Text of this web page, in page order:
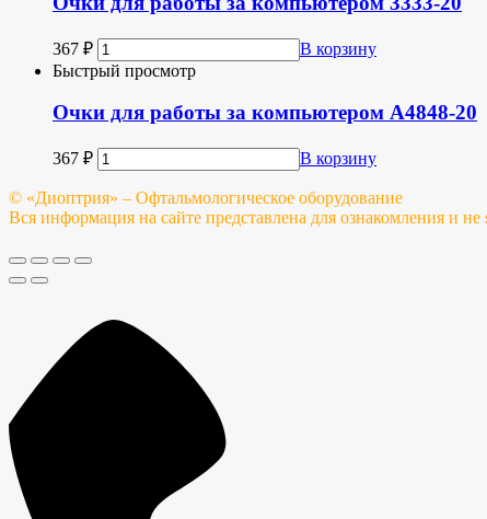
367 ₽
В корзину
Быстрый просмотр
Очки для работы за компьютером A4848-20
367 ₽ В корзину
© «Диоптрия» – Офтальмологическое оборудование
Вся информация на сайте представлена для ознакомления и